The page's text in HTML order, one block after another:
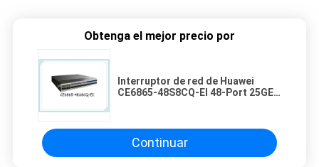
Obtenga el mejor precio por
Interruptor de red de Huawei
CE6865-48S8CQ-EI 48-Port 25GE
Continuar